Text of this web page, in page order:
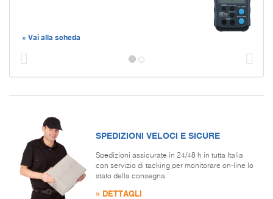
» Vai alla scheda
SPEDIZIONI VELOCI E SICURE
Spedizioni assicurate in 24/48 h in tutta Italia
con servizio di tacking per monitorare on-line lo
stato della consegna.
» DETTAGLI